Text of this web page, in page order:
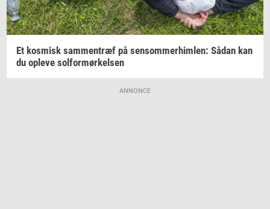
Et kos­misk sam­men­træf på sen­som­mer­him­len: Sådan kan
du op­le­ve sol­for­mør­kel­sen
ANNONCE